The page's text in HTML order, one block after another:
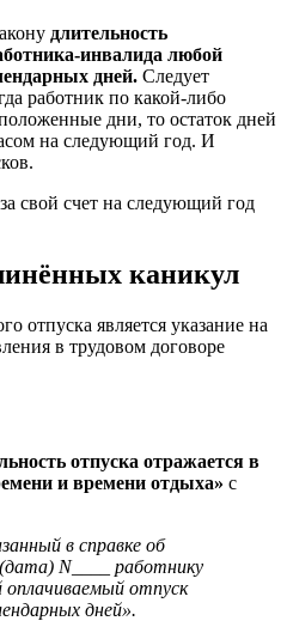
длительность
инвалида любой
дней. Следует
работник по какой-либо
дни, то остаток дней
на следующий год. И
свой счет на следующий год
каникул
отпуска является указание на
в трудовом договоре
отпуска отражается в
и времени отдыха» с
в справке об
N____ работнику
отпуск
дней».